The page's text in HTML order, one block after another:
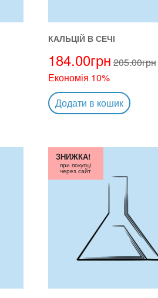
КАЛЬЦІЙ В СЕЧІ
184.00грн205.00грн
Економія 10%
Додати в кошик
ЗНИЖКА!
при покупці
через сайт